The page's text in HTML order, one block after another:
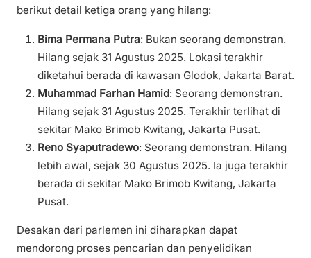
berikut detail ketiga orang yang hilang:
Bima Permana Putra: Bukan seorang demonstran.
Hilang sejak 31 Agustus 2025. Lokasi terakhir
diketahui berada di kawasan Glodok, Jakarta Barat.
Muhammad Farhan Hamid: Seorang demonstran.
Hilang sejak 31 Agustus 2025. Terakhir terlihat di
sekitar Mako Brimob Kwitang, Jakarta Pusat.
Reno Syaputradewo: Seorang demonstran. Hilang
lebih awal, sejak 30 Agustus 2025. Ia juga terakhir
berada di sekitar Mako Brimob Kwitang, Jakarta
Pusat.
Desakan dari parlemen ini diharapkan dapat
mendorong proses pencarian dan penyelidikan